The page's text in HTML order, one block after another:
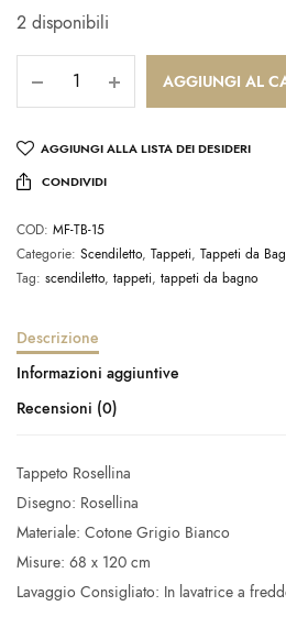
2 disponibili
AGGIUNGI AL
AGGIUNGI ALLA LISTA DEI DESIDERI
CONDIVIDI
COD: MF-TB-15
Categorie: Scendiletto, Tappeti, Tappeti da
Tag: scendiletto, tappeti, tappeti da bagno
Descrizione
Informazioni aggiuntive
Recensioni (0)
Tappeto Rosellina
Disegno: Rosellina
Materiale: Cotone Grigio Bianco
Misure: 68 x 120 cm
Lavaggio Consigliato: In lavatrice a